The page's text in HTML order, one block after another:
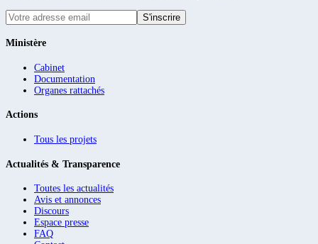
S'inscrire
Ministère
Cabinet
Documentation
Organes rattachés
Actions
Tous les projets
Actualités & Transparence
Toutes les actualités
Avis et annonces
Discours
Espace presse
FAQ